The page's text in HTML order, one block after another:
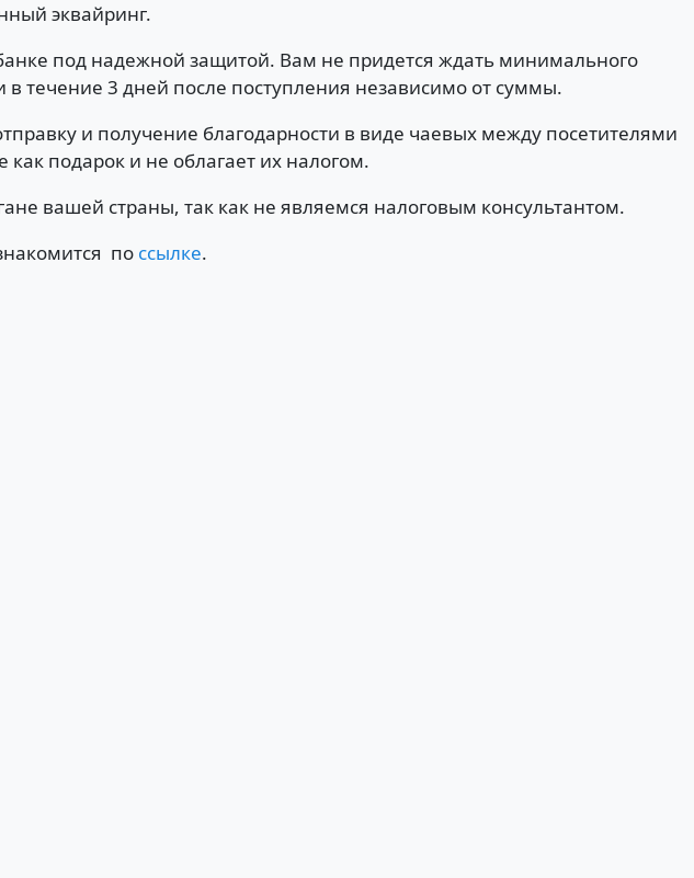
эквайринг.
под надежной защитой. Вам не придется ждать минимального
течение 3 дней после поступления независимо от суммы.
и получение благодарности в виде чаевых между посетителями
подарок и не облагает их налогом.
вашей страны, так как не являемся налоговым консультантом.
по ссылке.